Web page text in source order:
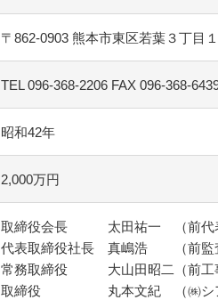
〒862-0903 熊本市東区若葉３丁目
TEL 096-368-2206 FAX 096-368-
昭和42年
2,000万円
取締役会長 太田祐一 （前代表
代表取締役社長 真嶋浩 （前監
常務取締役 大山田昭二（前工
取締役 丸本文紀 （㈱シアー